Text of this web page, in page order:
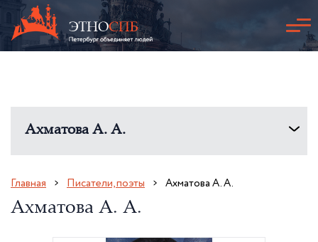
Ахматова А. А.
Главная Писатели, поэты Ахматова А. А.
Ахматова А. А.